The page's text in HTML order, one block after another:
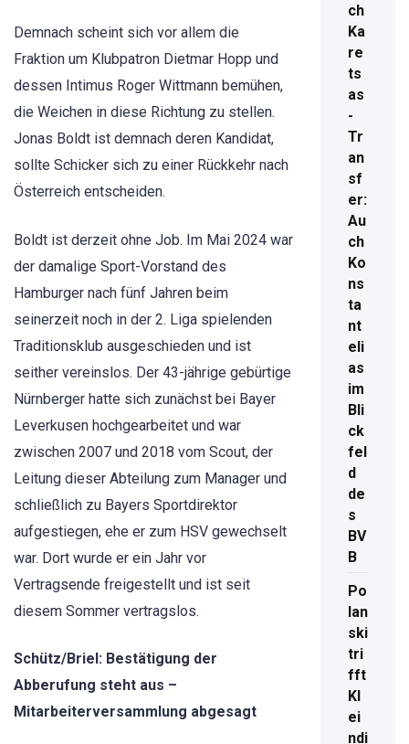
Demnach scheint sich vor allem die
Fraktion um Klubpatron Dietmar Hopp und
dessen Intimus Roger Wittmann bemühen,
die Weichen in diese Richtung zu stellen.
Jonas Boldt ist demnach deren Kandidat,
sollte Schicker sich zu einer Rückkehr nach
Österreich entscheiden.
Boldt ist derzeit ohne Job. Im Mai 2024 war
der damalige Sport-Vorstand des
Hamburger nach fünf Jahren beim
seinerzeit noch in der 2. Liga spielenden
Traditionsklub ausgeschieden und ist
seither vereinslos. Der 43-jährige gebürtige
Nürnberger hatte sich zunächst bei Bayer
Leverkusen hochgearbeitet und war
zwischen 2007 und 2018 vom Scout, der
Leitung dieser Abteilung zum Manager und
schließlich zu Bayers Sportdirektor
aufgestiegen, ehe er zum HSV gewechselt
war. Dort wurde er ein Jahr vor
Vertragsende freigestellt und ist seit
diesem Sommer vertragslos.
Schütz/Briel: Bestätigung der
Abberufung steht aus –
Mitarbeiterversammlung abgesagt
ch
Ka
re
ts
as
-
Tr
an
sf
er:
Au
ch
Ko
ns
ta
nt
eli
as
im
Bli
ck
fel
d
de
s
BV
B
Po
lan
ski
tri
fft
Kl
ei
ndi